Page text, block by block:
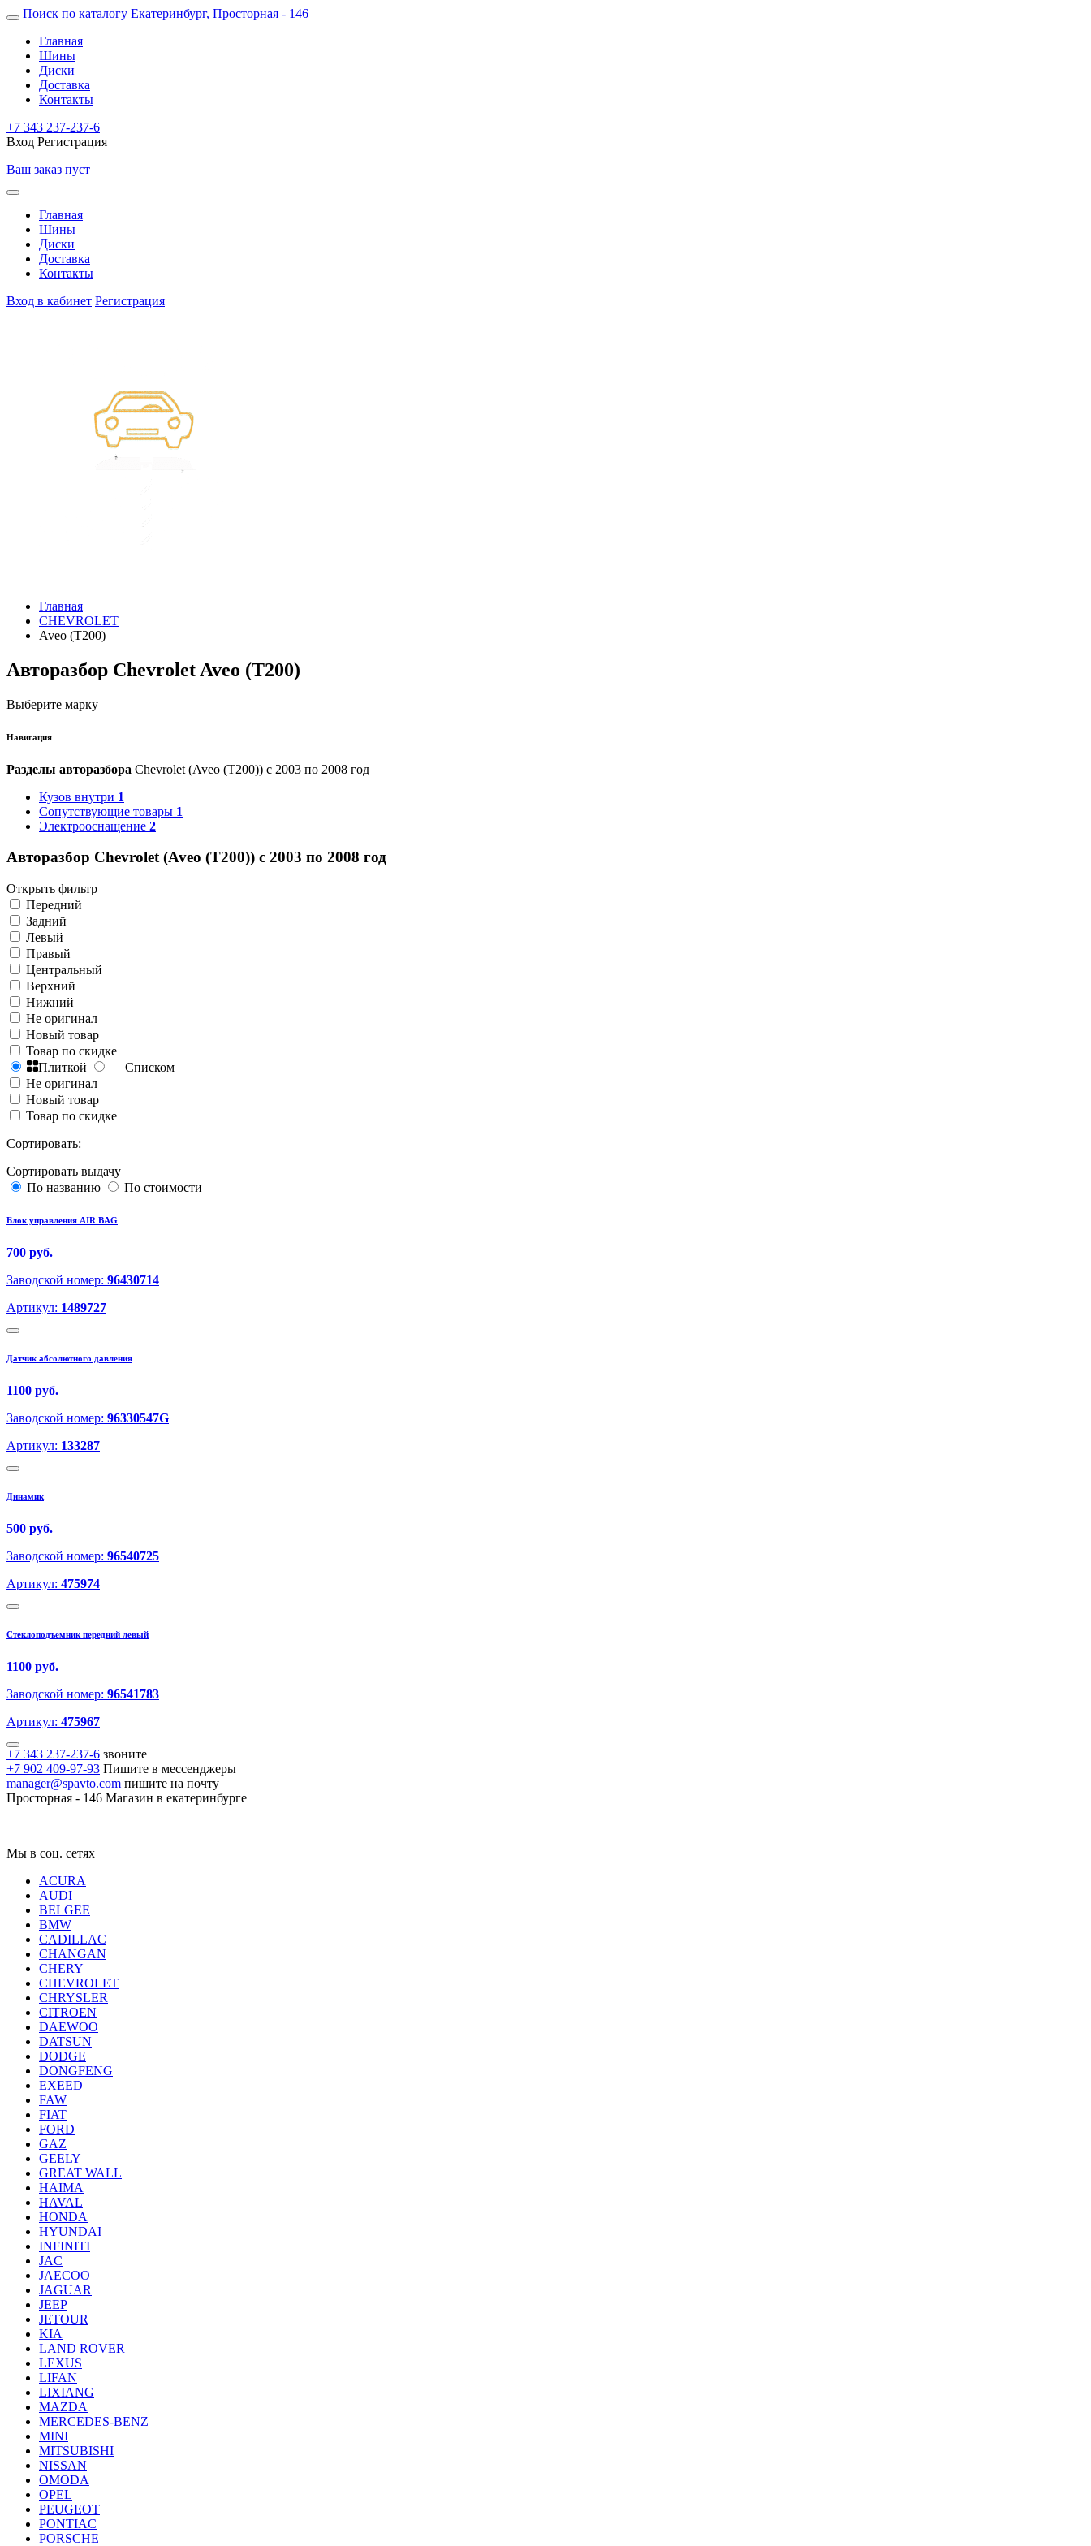
Поиск по каталогу Екатеринбург, Просторная - 146
Главная
Шины
Диски
Доставка
Контакты
+7 343 237-237-6
Вход Регистрация
Ваш заказ пуст
Главная
Шины
Диски
Доставка
Контакты
Вход в кабинет Регистрация
Главная
CHEVROLET
Aveo (T200)
Авторазбор Chevrolet Aveo (T200)
Выберите марку
Навигация
Разделы авторазбора Chevrolet (Aveo (T200)) с 2003 по 2008 год
Кузов внутри 1
Сопутствующие товары 1
Электрооснащение 2
Авторазбор Chevrolet (Aveo (T200)) с 2003 по 2008 год
Открыть фильтр
Передний
Задний
Левый
Правый
Центральный
Верхний
Нижний
Не оригинал
Новый товар
Товар по скидке
Плиткой
Списком
Не оригинал
Новый товар
Товар по скидке
Сортировать:
Сортировать выдачу
По названию
По стоимости
Блок управления AIR BAG
700 руб.
Заводской номер: 96430714
Артикул: 1489727
Датчик абсолютного давления
1100 руб.
Заводской номер: 96330547G
Артикул: 133287
Динамик
500 руб.
Заводской номер: 96540725
Артикул: 475974
Стеклоподъемник передний левый
1100 руб.
Заводской номер: 96541783
Артикул: 475967
+7 343 237-237-6 звоните
+7 902 409-97-93 Пишите в мессенджеры
manager@spavto.com пишите на почту
Просторная - 146 Магазин в екатеринбурге
Мы в соц. сетях
ACURA
AUDI
BELGEE
BMW
CADILLAC
CHANGAN
CHERY
CHEVROLET
CHRYSLER
CITROEN
DAEWOO
DATSUN
DODGE
DONGFENG
EXEED
FAW
FIAT
FORD
GAZ
GEELY
GREAT WALL
HAIMA
HAVAL
HONDA
HYUNDAI
INFINITI
JAC
JAECOO
JAGUAR
JEEP
JETOUR
KIA
LAND ROVER
LEXUS
LIFAN
LIXIANG
MAZDA
MERCEDES-BENZ
MINI
MITSUBISHI
NISSAN
OMODA
OPEL
PEUGEOT
PONTIAC
PORSCHE